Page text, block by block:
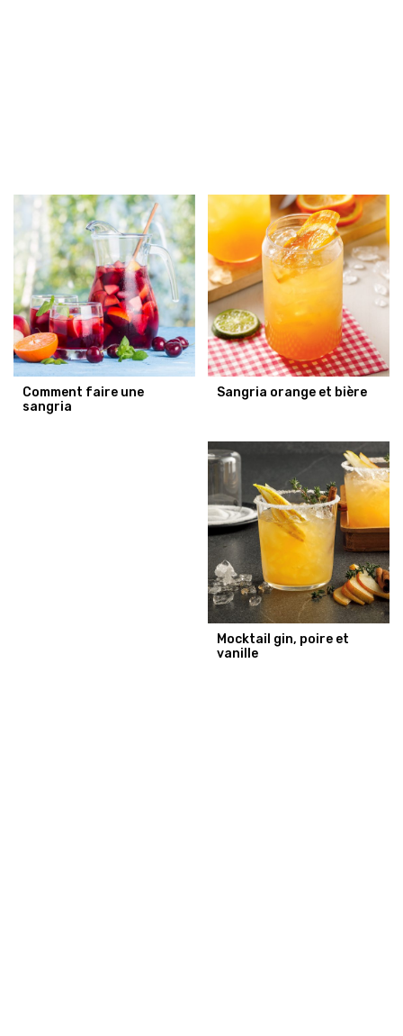
Comment faire une
sangria
Sangria orange et bière
Mocktail gin, poire et
vanille